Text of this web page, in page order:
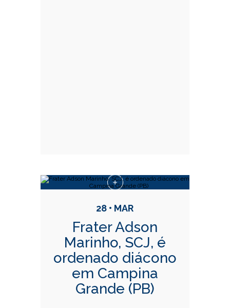
28 • MAR
Frater Adson
Marinho, SCJ, é
ordenado diácono
em Campina
Grande (PB)